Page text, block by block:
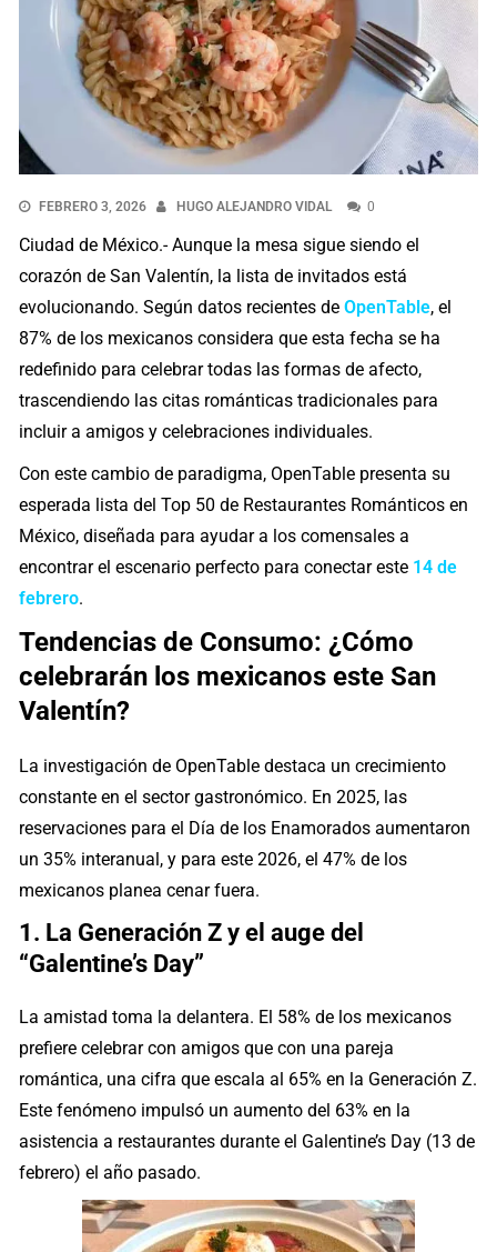
FEBRERO 3, 2026 HUGO ALEJANDRO VIDAL 0
Ciudad de México.- Aunque la mesa sigue siendo el
corazón de San Valentín, la lista de invitados está
evolucionando. Según datos recientes deOpenTable, el
87% de los mexicanos considera que esta fecha se ha
redefinido para celebrar todas las formas de afecto,
trascendiendo las citas románticas tradicionales para
incluir a amigos y celebraciones individuales.
Con este cambio de paradigma, OpenTable presenta su
esperada lista del Top 50 de Restaurantes Románticos en
México, diseñada para ayudar a los comensales a
encontrar el escenario perfecto para conectar este 14 de
febrero.
Tendencias de Consumo: ¿Cómo
celebrarán los mexicanos este San
Valentín?
La investigación de OpenTable destaca un crecimiento
constante en el sector gastronómico. En 2025, las
reservaciones para el Día de los Enamorados aumentaron
un 35% interanual, y para este 2026, el 47% de los
mexicanos planea cenar fuera.
1. La Generación Z y el auge del
“Galentine’s Day”
La amistad toma la delantera. El 58% de los mexicanos
prefiere celebrar con amigos que con una pareja
romántica, una cifra que escala al 65% en la Generación Z.
Este fenómeno impulsó un aumento del 63% en la
asistencia a restaurantes durante el Galentine’s Day (13 de
febrero) el año pasado.